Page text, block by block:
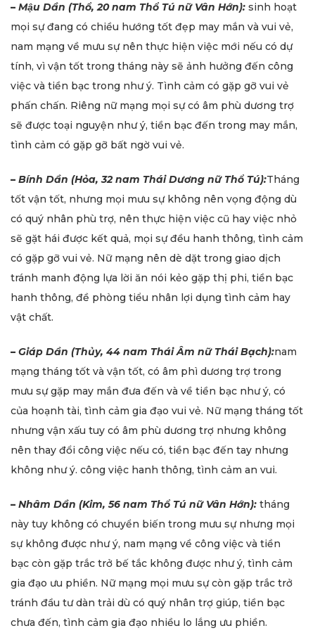
– Mậu Dần (Thổ, 20 nam Thổ Tú nữ Vân Hớn): sinh hoạt
mọi sự đang có chiều hướng tốt đẹp may mắn và vui vẻ,
nam mạng về mưu sự nên thực hiện việc mới nếu có dự
tính, vì vận tốt trong tháng này sẽ ảnh hưởng đến công
việc và tiền bạc trong như ý. Tình cảm có gặp gỡ vui vẻ
phấn chấn. Riêng nữ mạng mọi sự có âm phù dương trợ
sẽ được toại nguyện như ý, tiền bạc đến trong may mắn,
tình cảm có gặp gỡ bất ngờ vui vẻ.
– Bính Dần (Hỏa, 32 nam Thái Dương nữ Thổ Tú):Tháng
tốt vận tốt, nhưng mọi mưu sự không nên vọng động dù
có quý nhân phù trợ, nên thực hiện việc cũ hay việc nhỏ
sẽ gặt hái được kết quả, mọi sự đều hanh thông, tình cảm
có gặp gỡ vui vẻ. Nữ mạng nên dè dặt trong giao dịch
tránh manh động lựa lời ăn nói kẻo gặp thị phi, tiền bạc
hanh thông, đề phòng tiểu nhân lợi dụng tình cảm hay
vật chất.
– Giáp Dần (Thủy, 44 nam Thái Âm nữ Thái Bạch):nam
mạng tháng tốt và vận tốt, có âm phì dương trợ trong
mưu sự gặp may mắn đưa đến và về tiền bạc như ý, có
của hoạnh tài, tình cảm gia đạo vui vẻ. Nữ mạng tháng tốt
nhưng vận xấu tuy có âm phù dương trợ nhưng không
nên thay đổi công việc nếu có, tiền bạc đến tay nhưng
không như ý. công việc hanh thông, tình cảm an vui.
– Nhâm Dần (Kim, 56 nam Thổ Tú nữ Vân Hớn): tháng
này tuy không có chuyển biến trong mưu sự nhưng mọi
sự không được như ý, nam mạng về công việc và tiền
bạc còn gặp trắc trở bế tắc không được như ý, tình cảm
gia đạo ưu phiền. Nữ mạng mọi mưu sự còn gặp trắc trở
tránh đầu tư dàn trải dù có quý nhân trợ giúp, tiền bạc
chưa đến, tình cảm gia đạo nhiều lo lắng ưu phiền.